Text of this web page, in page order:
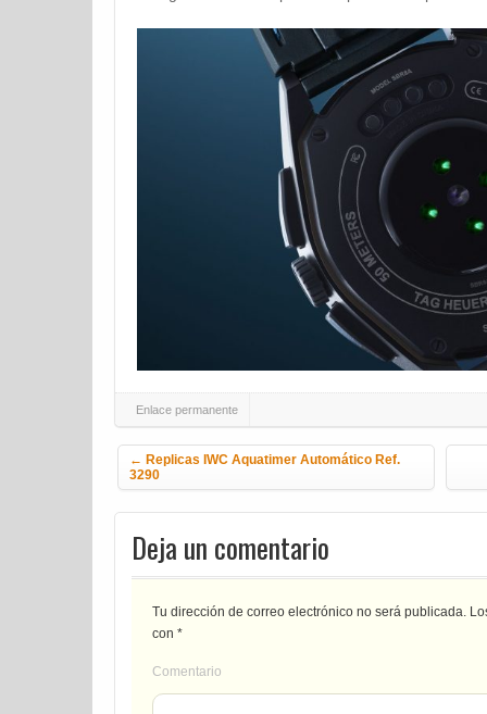
Enlace permanente
Navegación de la entrada
← Replicas IWC Aquatimer Automático Ref.
3290
Deja un comentario
Tu dirección de correo electrónico no será publicada.
con *
Comentario